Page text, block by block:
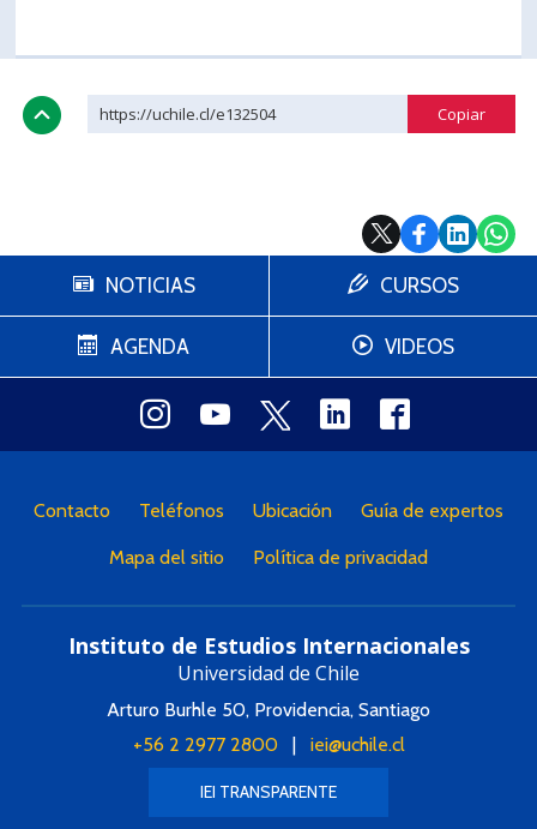
https://uchile.cl/e132504
NOTICIAS
AGENDA
CURSOS
VIDEOS
Contacto Teléfonos Ubicación Guía de expertos
Mapa del sitio Política de privacidad
Instituto de Estudios Internacionales
Universidad de Chile
Arturo Burhle 50, Providencia, Santiago
+56 2 2977 2800| iei@uchile.cl
IEI TRANSPARENTE